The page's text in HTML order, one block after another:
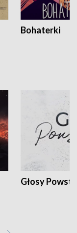
Bohaterki
Głosy